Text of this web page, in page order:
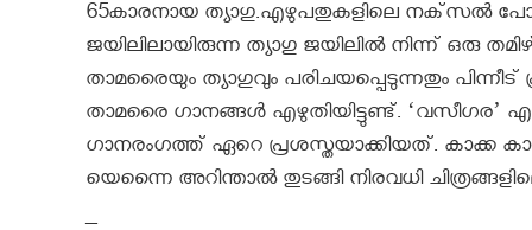
65കാരനായ ത്യാഗു.എഴുപതുകളിലെ നക്‌സല്‍
ജയിലിലായിരുന്ന ത്യാഗു ജയിലില്‍ നിന്ന്‌ ഒരു
താമരൈയും ത്യാഗുവും പരിചയപ്പെടുന്നതും
താമരൈ ഗാനങ്ങള്‍ എഴുതിയിട്ടുണ്ട്. ‘വസീഗര’
ഗാനരംഗത്ത് ഏറെ പ്രശസ്തയാക്കിയത്. കാക്ക
യെന്നൈ അറിന്താല്‍ തുടങ്ങി നിരവധി